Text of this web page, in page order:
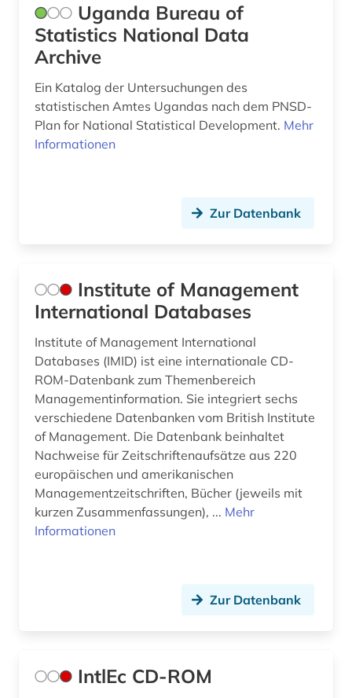
nicaragua (1)
oecd (11)
optical music recognition (1)
ostsee (1)
politik (6)
produktinformation (1)
produktion (2)
propaganda (1)
schifffahrt (1)
schubert (1)
sitc (1)
Uganda Bureau of
Statistics National Data
Archive
Ein Katalog der Untersuchungen des
statistischen Amtes Ugandas nach dem PNSD-
Plan for National Statistical Development. Mehr
Informationen
Zur Datenbank
Institute of Management
International Databases
Institute of Management International
Databases (IMID) ist eine internationale CD-
ROM-Datenbank zum Themenbereich
Managementinformation. Sie integriert sechs
verschiedene Datenbanken vom British Institute
of Management. Die Datenbank beinhaltet
Nachweise für Zeitschriftenaufsätze aus 220
europäischen und amerikanischen
Managementzeitschriften, Bücher (jeweils mit
kurzen Zusammenfassungen), ... Mehr
Informationen
Zur Datenbank
IntlEc CD-ROM